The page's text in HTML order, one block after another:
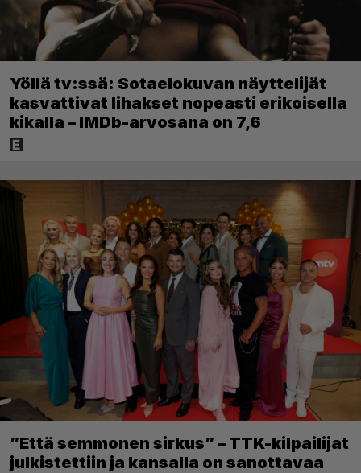
Yöllä tv:ssä: Sotaelokuvan näyttelijät
kasvattivat lihakset nopeasti erikoisella
kikalla – IMDb-arvosana on 7,6
”Että semmonen sirkus” – TTK-kilpailijat
julkistettiin ja kansalla on sanottavaa